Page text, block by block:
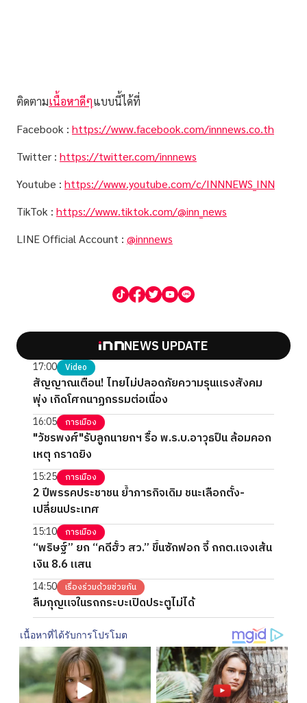
ติดตามเนื้อหาดีๆแบบนี้ได้ที่
Facebook : https://www.facebook.com/innnews.co.th
Twitter : https://twitter.com/innnews
Youtube : https://www.youtube.com/c/INNNEWS_INN
TikTok : https://www.tiktok.com/@inn_news
LINE Official Account : @innnews
NEWS UPDATE
17:00 Video
สัญญาณเตือน! ไทยไม่ปลอดภัยความรุนแรงสังคม
พุ่ง เกิดโศกนาฏกรรมต่อเนื่อง
16:05 การเมือง
"วัชรพงศ์"รับลูกนายกฯ รื้อ พ.ร.บ.อาวุธปืน ล้อมคอก
เหตุ กราดยิง
15:25 การเมือง
2 ปีพรรคประชาชน ย้ำภารกิจเดิม ชนะเลือกตั้ง-
เปลี่ยนประเทศ
15:10 การเมือง
“พริษฐ์” ยก “คดีฮั้ว สว.” ขึ้นซักฟอก จี้ กกต.แจงเส้น
เงิน 8.6 แสน
14:50 เรื่องร่วมด้วยช่วยกัน
ลืมกุญแจในรถกระบะเปิดประตูไม่ได้